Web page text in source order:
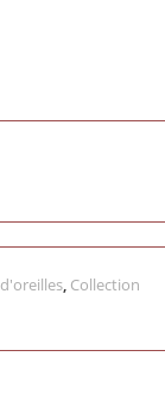
, Collection